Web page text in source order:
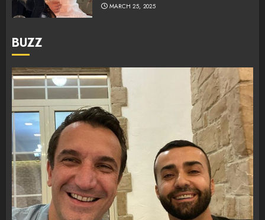
MARCH 25, 2025
BUZZ